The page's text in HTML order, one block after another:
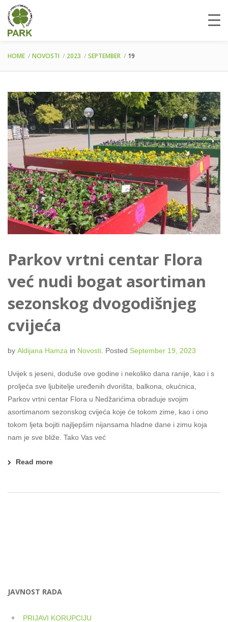
HOME NOVOSTI 2023 SEPTEMBER 19
Parkov vrtni centar Flora
već nudi bogat asortiman
sezonskog dvogodišnjeg
cvijeća
by Aldijana Hamza in Novosti Posted September 19, 2023
Uvijek s jeseni, doduše ove godine i nekoliko dana ranije, kao i s
proljeća sve ljubitelje uređenih dvorišta, balkona, okućnica,
Parkov vrtni centar Flora u Nedžarićima obraduje svojim
asortimanom sezonskog cvijeća koje će tokom zime, kao i ono
tokom ljeta bojiti najljepšim nijansama hladne dane i zimu koja
nam je sve bliže. Tako Vas već
Read more
JAVNOST RADA
PRIJAVI KORUPCIJU